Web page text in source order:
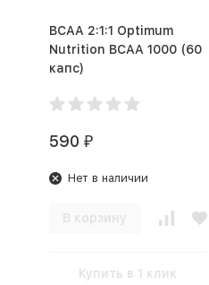
BCAA 2:1:1 Optimum
Nutrition BCAA 1000 (60
капс)
590 ₽
Нет в наличии
В корзину
Купить в 1 клик